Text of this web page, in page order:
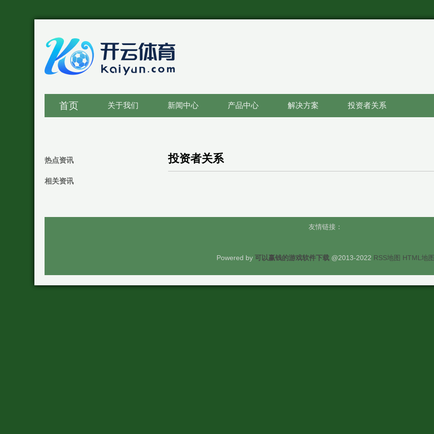
首页 关于我们 新闻中心 产品中心 解决方案 投资者关系
投资者关系
热点资讯
相关资讯
友情链接：
Powered by 可以赢钱的游戏软件下载@2013-2022 RSS地图 HTML地